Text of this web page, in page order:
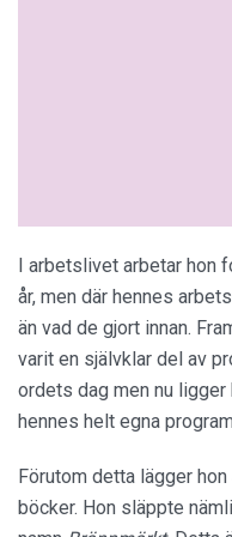
I arbetslivet arbetar hon
år, men där hennes
än vad de gjort innan.
varit en självklar del av
ordets dag men nu
hennes helt egna
Förutom detta lägger
böcker. Hon släppte